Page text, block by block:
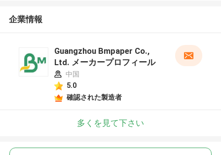
企業情報
Guangzhou Bmpaper Co.,
Ltd. メーカープロフィール
中国
5.0
確認された製造者
多くを見て下さい